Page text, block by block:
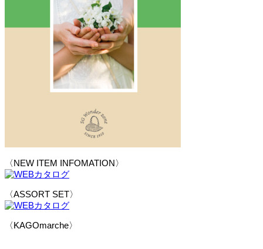
〈NEW ITEM INFOMATION〉
〈ASSORT SET〉
〈KAGOmarche〉